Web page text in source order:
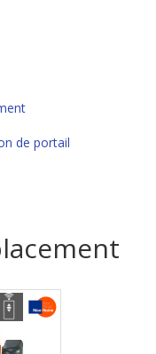
de portail